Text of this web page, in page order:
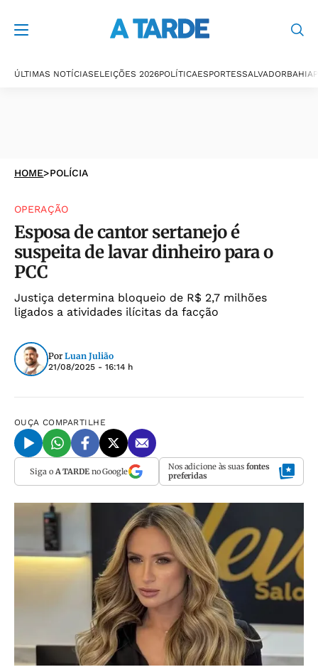
ÚLTIMAS NOTÍCIASELEIÇÕES 2026POLÍTICAESPORTESSALVADORBAHIA
HOME>POLÍCIA
OPERAÇÃO
Esposa de cantor sertanejo é
suspeita de lavar dinheiro para o
PCC
Justiça determina bloqueio de R$ 2,7 milhões
ligados a atividades ilícitas da facção
Por Luan Julião
21/08/2025 - 16:14 h
OUÇA COMPARTILHE
Siga o A TARDEno Google Nos adicione às suas fontes
preferidas